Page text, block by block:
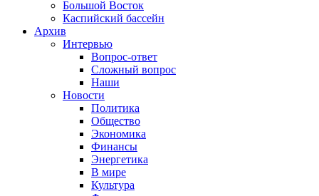
Большой Восток
Каспийский бассейн
Архив
Интервью
Вопрос-ответ
Сложный вопрос
Наши
Новости
Политика
Общество
Экономика
Финансы
Энергетика
В мире
Культура